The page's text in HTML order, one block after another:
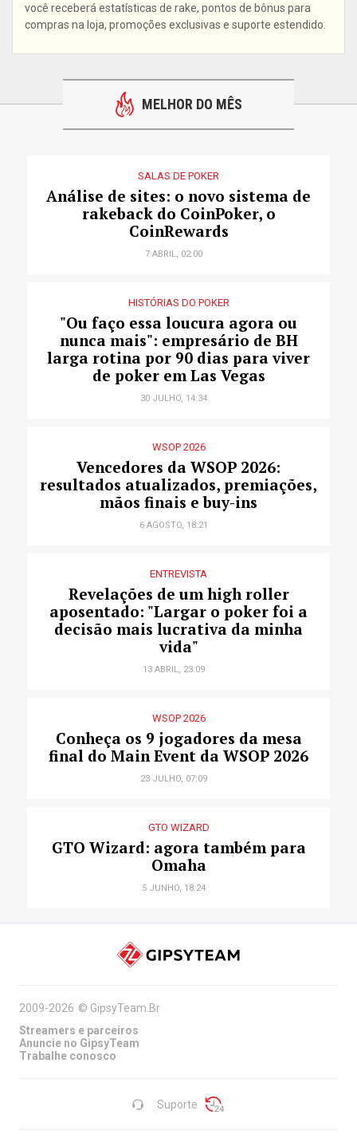
você receberá estatísticas de rake, pontos de bônus para
compras na loja, promoções exclusivas e suporte estendido.
MELHOR DO MÊS
SALAS DE POKER
Análise de sites: o novo sistema de
rakeback do CoinPoker, o
CoinRewards
7 ABRIL, 02:00
HISTÓRIAS DO POKER
"Ou faço essa loucura agora ou
nunca mais": empresário de BH
larga rotina por 90 dias para viver
de poker em Las Vegas
30 JULHO, 14:34
WSOP 2026
Vencedores da WSOP 2026:
resultados atualizados, premiações,
mãos finais e buy-ins
6 AGOSTO, 18:21
ENTREVISTA
Revelações de um high roller
aposentado: "Largar o poker foi a
decisão mais lucrativa da minha
vida"
13 ABRIL, 23:09
WSOP 2026
Conheça os 9 jogadores da mesa
final do Main Event da WSOP 2026
23 JULHO, 07:09
GTO WIZARD
GTO Wizard: agora também para
Omaha
5 JUNHO, 18:24
Suporte
2009-2026 © GipsyTeam.Br
Streamers e parceiros
Anuncie no GipsyTeam
Trabalhe conosco